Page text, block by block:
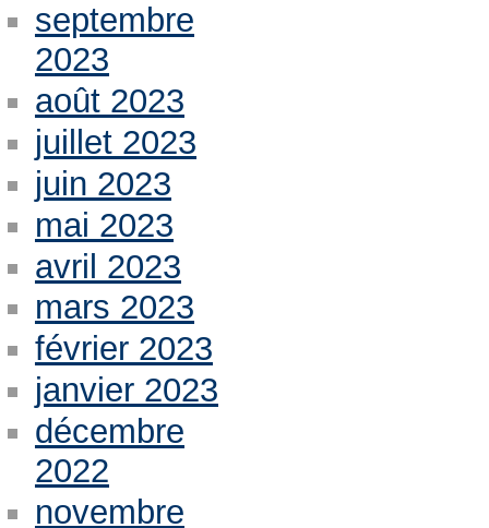
septembre
2023
août 2023
juillet 2023
juin 2023
mai 2023
avril 2023
mars 2023
février 2023
janvier 2023
décembre
2022
novembre